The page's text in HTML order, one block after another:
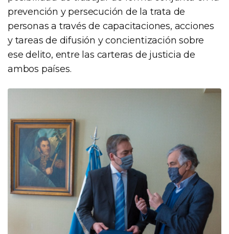
prevención y persecución de la trata de
personas a través de capacitaciones, acciones
y tareas de difusión y concientización sobre
ese delito, entre las carteras de justicia de
ambos países.